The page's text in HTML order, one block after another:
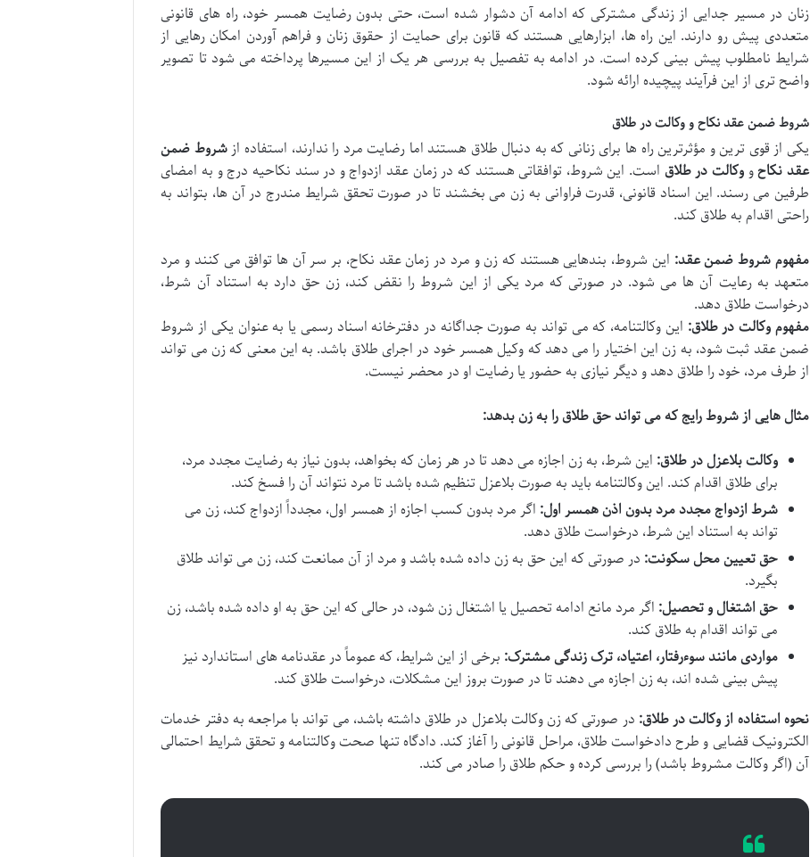
زنان در مسیر جدایی از زندگی مشترکی که ادامه آن دشوار شده است، حتی بدون رضایت همسر خود، راه های قانونی
متعددی پیش رو دارند. این راه ها، ابزارهایی هستند که قانون برای حمایت از حقوق زنان و فراهم آوردن امکان رهایی از
شرایط نامطلوب پیش بینی کرده است. در ادامه به تفصیل به بررسی هر یک از این مسیرها پرداخته می شود تا تصویر
واضح تری از این فرآیند پیچیده ارائه شود.
شروط ضمن عقد نکاح و وکالت در طلاق
یکی از قوی ترین و مؤثرترین راه ها برای زنانی که به دنبال طلاق هستند اما رضایت مرد را ندارند، استفاده ازشروط ضمن
عقد نکاحووکالت در طلاق است. این شروط، توافقاتی هستند که در زمان عقد ازدواج و در سند نکاحیه درج و به امضای
طرفین می رسند. این اسناد قانونی، قدرت فراوانی به زن می بخشند تا در صورت تحقق شرایط مندرج در آن ها، بتواند به
راحتی اقدام به طلاق کند.
مفهوم شروط ضمن عقد: این شروط، بندهایی هستند که زن و مرد در زمان عقد نکاح، بر سر آن ها توافق می کنند و مرد
متعهد به رعایت آن ها می شود. در صورتی که مرد یکی از این شروط را نقض کند، زن حق دارد به استناد آن شرط،
درخواست طلاق دهد.
مفهوم وکالت در طلاق: این وکالتنامه، که می تواند به صورت جداگانه در دفترخانه اسناد رسمی یا به عنوان یکی از شروط
ضمن عقد ثبت شود، به زن این اختیار را می دهد که وکیل همسر خود در اجرای طلاق باشد. به این معنی که زن می تواند
از طرف مرد، خود را طلاق دهد و دیگر نیازی به حضور یا رضایت او در محضر نیست.
مثال هایی از شروط رایج که می تواند حق طلاق را به زن بدهد:
وکالت بلاعزل در طلاق: این شرط، به زن اجازه می دهد تا در هر زمان که بخواهد، بدون نیاز به رضایت مجدد مرد،
برای طلاق اقدام کند. این وکالتنامه باید به صورت بلاعزل تنظیم شده باشد تا مرد نتواند آن را فسخ کند.
شرط ازدواج مجدد مرد بدون اذن همسر اول: اگر مرد بدون کسب اجازه از همسر اول، مجدداً ازدواج کند، زن می
تواند به استناد این شرط، درخواست طلاق دهد.
حق تعیین محل سکونت: در صورتی که این حق به زن داده شده باشد و مرد از آن ممانعت کند، زن می تواند طلاق
بگیرد.
حق اشتغال و تحصیل: اگر مرد مانع ادامه تحصیل یا اشتغال زن شود، در حالی که این حق به او داده شده باشد، زن
می تواند اقدام به طلاق کند.
مواردی مانند سوءرفتار، اعتیاد، ترک زندگی مشترک: برخی از این شرایط، که عموماً در عقدنامه های استاندارد نیز
پیش بینی شده اند، به زن اجازه می دهند تا در صورت بروز این مشکلات، درخواست طلاق کند.
نحوه استفاده از وکالت در طلاق: در صورتی که زن وکالت بلاعزل در طلاق داشته باشد، می تواند با مراجعه به دفتر خدمات
الکترونیک قضایی و طرح دادخواست طلاق، مراحل قانونی را آغاز کند. دادگاه تنها صحت وکالتنامه و تحقق شرایط احتمالی
آن (اگر وکالت مشروط باشد) را بررسی کرده و حکم طلاق را صادر می کند.